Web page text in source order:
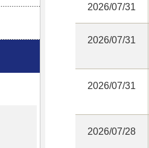
2026/07/31
2026/07/31
2026/07/31
2026/07/28